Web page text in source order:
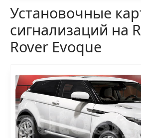
Установочные
сигнализаций на
Rover Evoque